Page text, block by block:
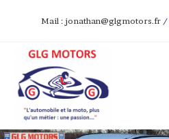
Mail : jonathan@glgmotors.fr /